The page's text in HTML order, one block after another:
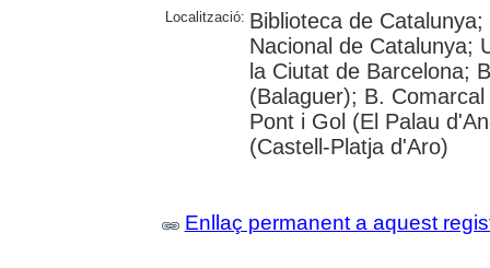
Localització: Biblioteca de
Nacional de Catalunya;
la Ciutat de Barcelona;
(Balaguer); B.
Pont i Gol (El Palau
(Castell-Platja d'Aro)
Enllaç permanent a aquest